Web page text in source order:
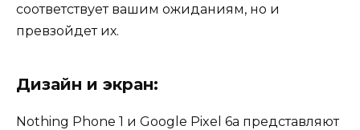
соответствует вашим ожиданиям, но и
превзойдет их.
Дизайн и экран:
Nothing Phone 1 и Google Pixel 6a представляют